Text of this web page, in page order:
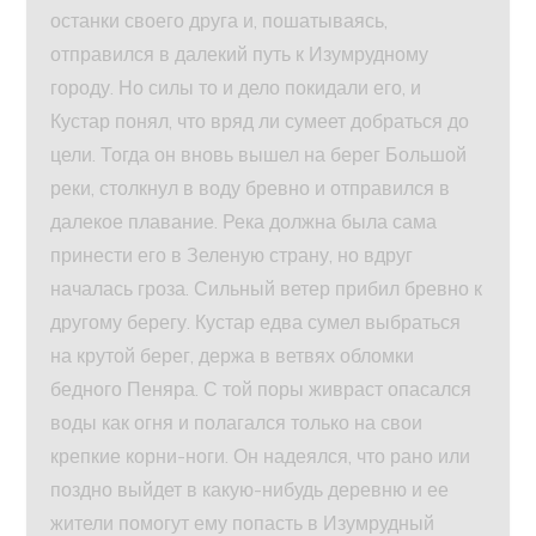
останки своего друга и, пошатываясь,
отправился в далекий путь к Изумрудному
городу. Но силы то и дело покидали его, и
Кустар понял, что вряд ли сумеет добраться до
цели. Тогда он вновь вышел на берег Большой
реки, столкнул в воду бревно и отправился в
далекое плавание. Река должна была сама
принести его в Зеленую страну, но вдруг
началась гроза. Сильный ветер прибил бревно к
другому берегу. Кустар едва сумел выбраться
на крутой берег, держа в ветвях обломки
бедного Пеняра. С той поры живраст опасался
воды как огня и полагался только на свои
крепкие корни-ноги. Он надеялся, что рано или
поздно выйдет в какую-нибудь деревню и ее
жители помогут ему попасть в Изумрудный